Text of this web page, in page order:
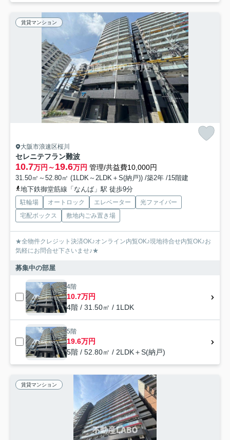
賃貸マンション
大阪市浪速区桜川
セレニテフラン難波
10.7万円～19.6万円 管理/共益費10,000円
31.50㎡～52.80㎡ (1LDK～2LDK＋S(納戸)) /築2年 /15階建
地下鉄御堂筋線「なんば」駅 徒歩9分
駐輪場 オートロック エレベーター
光ファイバー
宅配ボックス
敷地内ごみ置き場
★全物件クレジット決済OK♪オンライン内覧OK♪現地待合せ内覧OK♪お
気軽にお問合せ下さいませ♪★
募集中の部屋
4階
10.7万円
4階 / 31.50㎡ / 1LDK
5階
19.6万円
5階 / 52.80㎡ / 2LDK＋S(納戸)
賃貸マンション